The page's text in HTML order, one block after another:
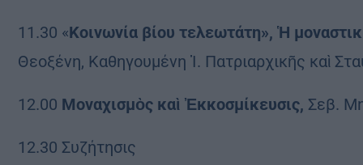
11.30 «Κοινωνία βίου τελεωτάτη», Ἡ
Θεοξένη, Καθηγουμένη Ἱ. Πατριαρχικῆς καὶ
12.00 Μοναχισμὸς καὶ Ἐκκοσμίκευσις, Σεβ.
12.30 Συζήτησις